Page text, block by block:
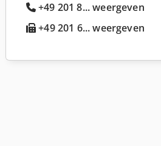
+49 201 8... weergeven
+49 201 6... weergeven